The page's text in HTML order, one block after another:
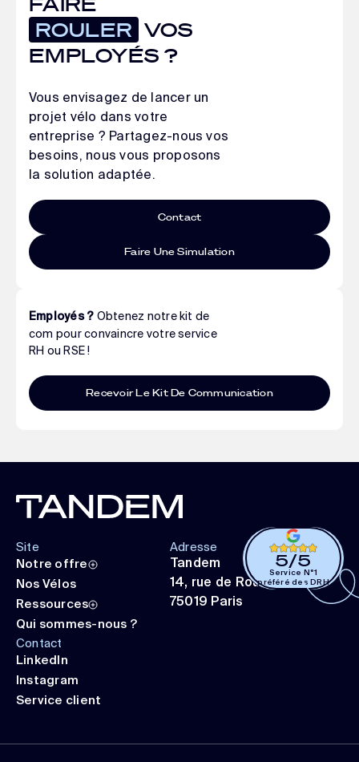
ROULER VOS
EMPLOYÉS ?
Vous envisagez de lancer un
projet vélo dans votre
entreprise ? Partagez-nous vos
besoins, nous vous proposons
la solution adaptée.
Contact
Faire Une Simulation
Employés ? Obtenez notre kit de
com pour convaincre votre service
RH ou RSE !
Recevoir Le Kit De Communication
Site
Notre offre
Nos Vélos
Ressources
Qui sommes-nous ?
Adresse
Tandem
14, rue de Rouen
75019 Paris
Contact
LinkedIn
Instagram
Service client
5/5
Service N°1
préféré des DRH